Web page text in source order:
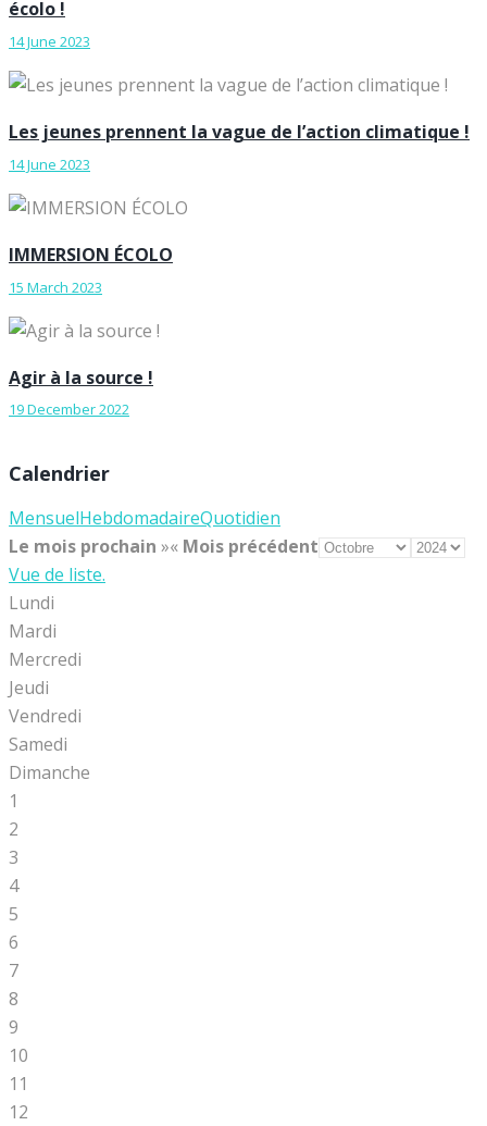
écolo !
14 June 2023
Les jeunes prennent la vague de l’action climatique !
14 June 2023
IMMERSION ÉCOLO
15 March 2023
Agir à la source !
19 December 2022
Calendrier
MensuelHebdomadaireQuotidien
Le mois prochain »« Mois précédent
Vue de liste.
Lundi
Mardi
Mercredi
Jeudi
Vendredi
Samedi
Dimanche
1
2
3
4
5
6
7
8
9
10
11
12